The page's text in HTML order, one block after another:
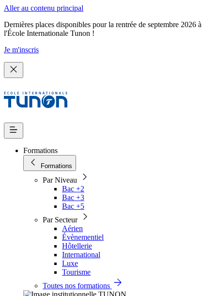
Aller au contenu principal
Dernières places disponibles pour la rentrée de septembre 2026 à
l'École Internationale Tunon !
Je m'inscris
Formations
Formations
Par Niveau
Bac +2
Bac +3
Bac +5
Par Secteur
Aérien
Évènementiel
Hôtellerie
International
Luxe
Tourisme
Toutes nos formations